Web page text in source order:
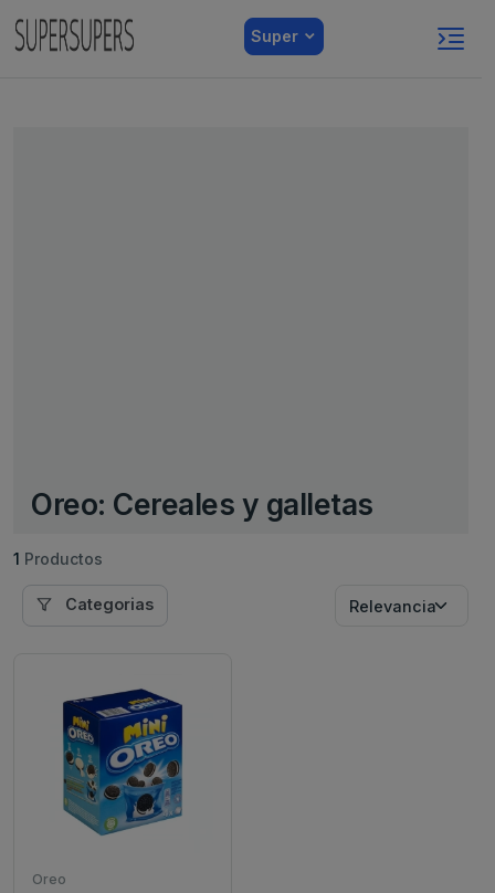
Super
Oreo: Cereales y galletas
1 Productos
Categorias
Oreo